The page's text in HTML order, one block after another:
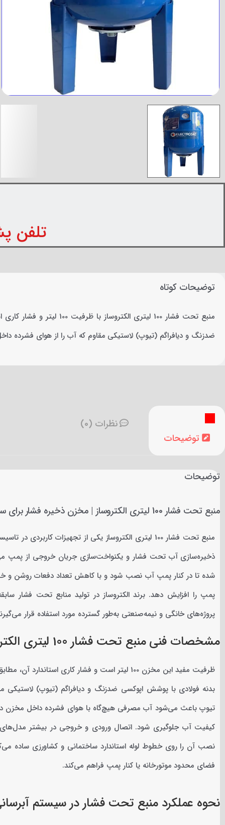
تلفن
توضیحات کوتاه
ضدزنگ و دیافراگم (تیوپ) لاستیکی مقاوم که آب را از هوای
توضیحات
نظرات (0)
توضیحات
منبع تحت فشار 100 لیتری الکتروساز | مخزن ذخیره فشار برای سیستم‌های آبرسانی
منبع تحت فشار 100 لیتری الکتروساز یکی از تجهیزات
شده تا در کنار پمپ آب نصب شود و با کاهش تعداد دفعات
پمپ را افزایش دهد. برند الکتروساز در تولید منابع تحت فشار
پروژه‌های خانگی و نیمه‌صنعتی به‌طور گسترده مورد استفاده قرار
مشخصات فنی منبع تحت فشار 100 لیتری الکتروساز
بدنه فولادی با پوشش اپوکسی ضدزنگ و دیافراگم (تیوپ)
تیوپ باعث می‌شود آب مصرفی هیچ‌گاه با هوای فشرده داخل مخزن
کیفیت آب جلوگیری شود. اتصال ورودی و خروجی در بیشتر مدل‌های
نصب آن را روی خطوط لوله استاندارد ساختمانی و کشاورزی ساده
فضای محدود موتورخانه یا کنار پمپ فراهم می‌کند.
نحوه عملکرد منبع تحت فشار در سیستم